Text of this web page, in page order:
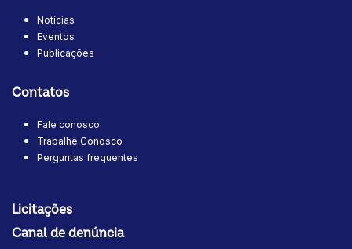
Notícias
Eventos
Publicações
Contatos
Fale conosco
Trabalhe Conosco
Perguntas frequentes
Licitações
Canal de denúncia